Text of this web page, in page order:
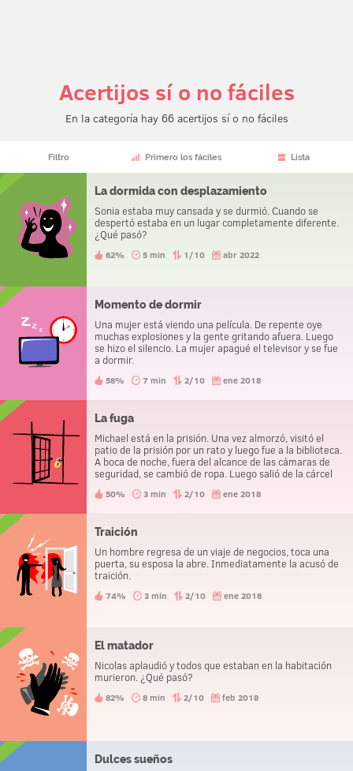
Acertijos sí o no fáciles
En la categoría hay 66 acertijos sí o no fáciles
Filtro Primero los fáciles Lista
La dormida con desplazamiento
Sonia estaba muy cansada y se durmió. Cuando se
despertó estaba en un lugar completamente diferente.
¿Qué pasó?
62% 5 min 1/10 abr 2022
Momento de dormir
Una mujer está viendo una película. De repente oye
muchas explosiones y la gente gritando afuera. Luego
se hizo el silencio. La mujer apagué el televisor y se fue
a dormir.
58% 7 min 2/10 ene 2018
La fuga
Michael está en la prisión. Una vez almorzó, visitó el
patio de la prisión por un rato y luego fue a la biblioteca.
A boca de noche, fuera del alcance de las cámaras de
seguridad, se cambió de ropa. Luego salió de la cárcel
50% 3 min 2/10 ene 2018
Traición
Un hombre regresa de un viaje de negocios, toca una
puerta, su esposa la abre. Inmediatamente la acusó de
traición.
74% 3 min 2/10 ene 2018
El matador
Nicolas aplaudió y todos que estaban en la habitación
murieron. ¿Qué pasó?
82% 8 min 2/10 feb 2018
Dulces sueños